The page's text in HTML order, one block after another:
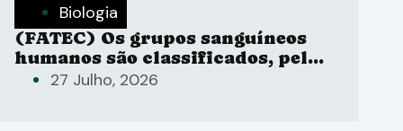
Biologia
(FATEC) Os grupos sanguíneos
humanos são classificados, pelo
sistema ABO
27 Julho, 2026